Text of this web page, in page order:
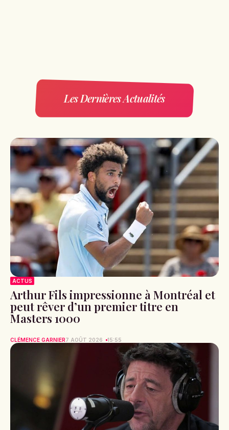
Les Dernières Actualités
ACTUS
Arthur Fils impressionne à Montréal et
peut rêver d’un premier titre en
Masters 1000
CLÉMENCE GARNIER7 AOÛT 2026 15:55